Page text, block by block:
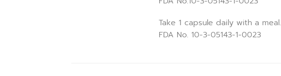
Take 1 capsule daily with a meal.
FDA No. 10-3-05143-1-0023